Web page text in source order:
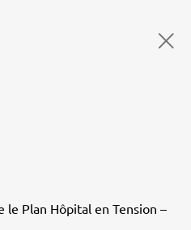
le Plan Hôpital en Tension –